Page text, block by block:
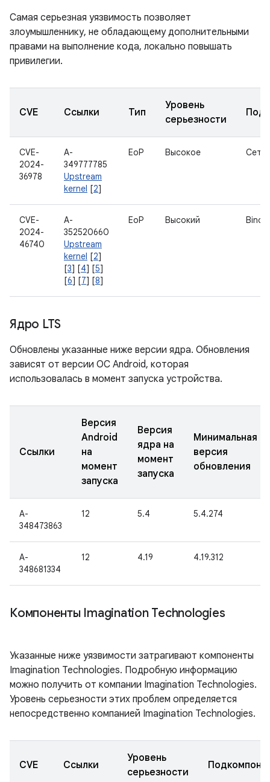
Самая серьезная уязвимость позволяет
злоумышленнику, не обладающему дополнительными
правами на выполнение кода, локально повышать
привилегии.
CVE Ссылки Тип
Уровень
серьезности
CVE-
2024-
36978
A-
349777785
Upstream
kernel [2]
EoP Высокое Сетка
CVE-
2024-
46740
A-
352520660
Upstream
kernel [2]
[3] [4] [5]
[6] [7] [8]
EoP Высокий
Ядро LTS
Обновлены указанные ниже версии ядра. Обновления
зависят от версии ОС Android, которая
использовалась в момент запуска устройства.
Ссылки
Версия
Android
на
момент
запуска
Версия
ядра на
момент
запуска
Минимальная
версия
обновления
A-
348473863
12 5.4 5.4.274
A-
348681334
12 4.19 4.19.312
Компоненты Imagination Technologies
Указанные ниже уязвимости затрагивают компоненты
Imagination Technologies. Подробную информацию
можно получить от компании Imagination Technologies.
Уровень серьезности этих проблем определяется
непосредственно компанией Imagination Technologies.
CVE Ссылки
Уровень
серьезности